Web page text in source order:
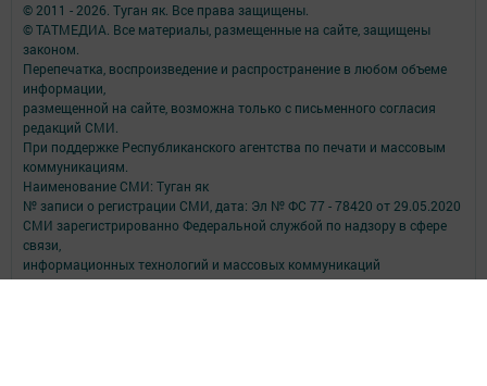
© 2011 - 2026. Туган як. Все права защищены.
© ТАТМЕДИА. Все материалы, размещенные на сайте, защищены
законом.
Перепечатка, воспроизведение и распространение в любом объеме
информации,
размещенной на сайте, возможна только с письменного согласия
редакций СМИ.
При поддержке Республиканского агентства по печати и массовым
коммуникациям.
Наименование СМИ: Туган як
№ записи о регистрации СМИ, дата: Эл № ФС 77 - 78420 от 29.05.2020
СМИ зарегистрированно Федеральной службой по надзору в сфере
связи,
информационных технологий и массовых коммуникаций
ФИО главного редактора: Фаизова Гулия Вакифовна